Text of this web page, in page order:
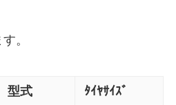
。
型式 ﾀｲﾔｻｲｽﾞ